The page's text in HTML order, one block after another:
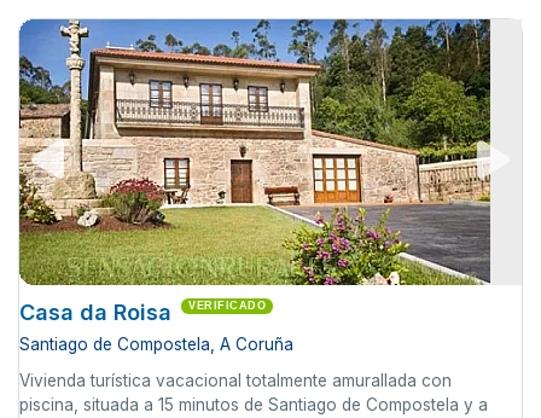
Casa da Roisa VERIFICADO
Santiago de Compostela, A Coruña
Vivienda turística vacacional totalmente amurallada con
piscina, situada a 15 minutos de Santiago de Compostela y a